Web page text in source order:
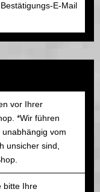
E-Mail
vor Ihrer
*Wir führen
vom
unsicher sind,
bitte Ihre